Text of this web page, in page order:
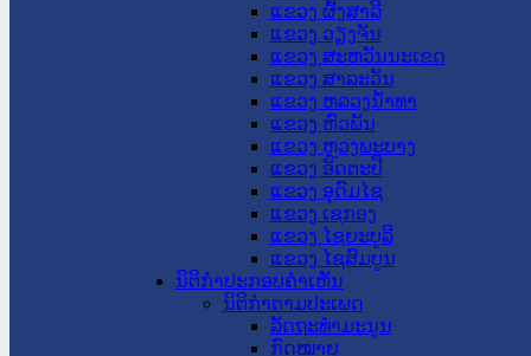
ແຂວງ ຜົ້ງສາລີ
ແຂວງ ວຽງຈັນ
ແຂວງ ສະຫວັນນະເຂດ
ແຂວງ ສາລະວັນ
ແຂວງ ຫລວງນໍ້າທາ
ແຂວງ ຫົວພັນ
ແຂວງ ຫຼວງພະບາງ
ແຂວງ ອັດຕະປື
ແຂວງ ອຸດົມໄຊ
ແຂວງ ເຊກອງ
ແຂວງ ໄຊຍະບູລີ
ແຂວງ ໄຊສົມບູນ
ນິຕິກໍາປະກອບຄໍາເຫັນ
ນິຕິກໍາຕາມປະເພດ
ລັດຖະທໍາມະນູນ
ກົດໝາຍ